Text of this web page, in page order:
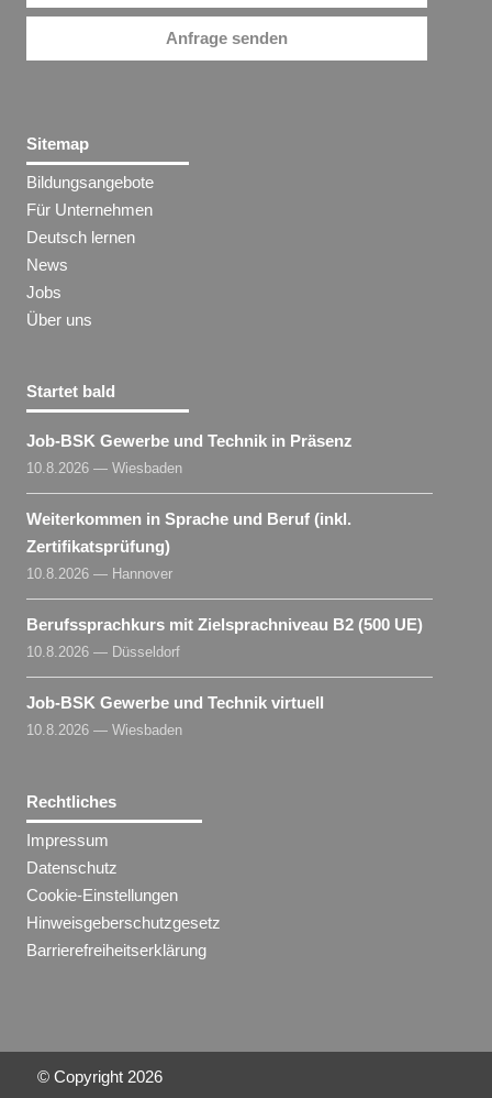
Anfrage senden
Sitemap
Bildungsangebote
Für Unternehmen
Deutsch lernen
News
Jobs
Über uns
Startet bald
Job-BSK Gewerbe und Technik in Präsenz
10.8.2026 — Wiesbaden
Weiterkommen in Sprache und Beruf (inkl.
Zertifikatsprüfung)
10.8.2026 — Hannover
Berufssprachkurs mit Zielsprachniveau B2 (500 UE)
10.8.2026 — Düsseldorf
Job-BSK Gewerbe und Technik virtuell
10.8.2026 — Wiesbaden
Rechtliches
Impressum
Datenschutz
Cookie-Einstellungen
Hinweisgeberschutzgesetz
Barrierefreiheitserklärung
© Copyright 2026